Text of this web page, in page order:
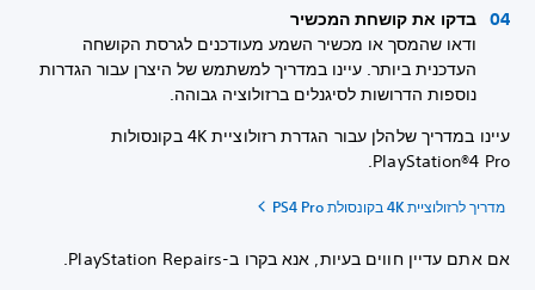
בדקו את קושחת המכשיר
ודאו שהמסך או מכשיר השמע מעודכנים לגרסת הקושחה
העדכנית ביותר. עיינו במדריך למשתמש של היצרן עבור הגדרות
נוספות הדרושות לסיגנלים ברזולוציה גבוהה.
עיינו במדריך שלהלן עבור הגדרת רזולוציית 4K בקונסולות
PlayStation®4 Pro.
מדריך לרזולוציית 4K בקונסולת PS4 Pro
אם אתם עדיין חווים בעיות, אנא בקרו ב-PlayStation Repairs.